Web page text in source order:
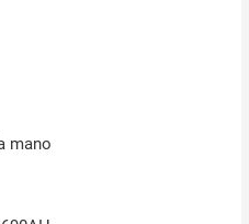
mano